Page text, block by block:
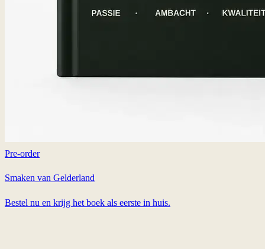
Pre-order
Smaken van Gelderland
Bestel nu en krijg het boek als eerste in huis.